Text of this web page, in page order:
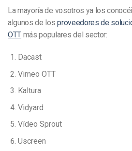
La mayoría de vosotros ya los
algunos de losproveedores de
OTT más populares del sector:
Dacast
Vimeo OTT
Kaltura
Vidyard
Vídeo Sprout
Uscreen